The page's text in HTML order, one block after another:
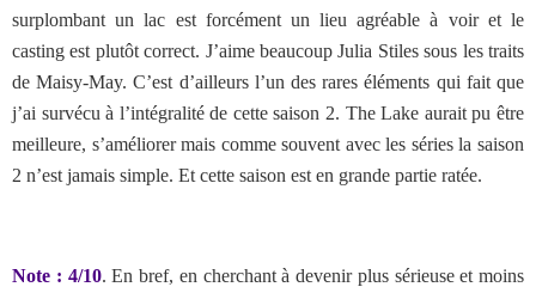
surplombant un lac est forcément un lieu agréable à voir et le
casting est plutôt correct. J’aime beaucoup Julia Stiles sous les traits
de Maisy-May. C’est d’ailleurs l’un des rares éléments qui fait que
j’ai survécu à l’intégralité de cette saison 2. The Lake aurait pu être
meilleure, s’améliorer mais comme souvent avec les séries la saison
2 n’est jamais simple. Et cette saison est en grande partie ratée.
Note : 4/10. En bref, en cherchant à devenir plus sérieuse et moins